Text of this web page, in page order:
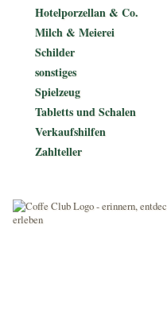
Hotelporzellan & Co.
Milch & Meierei
Schilder
sonstiges
Spielzeug
Tabletts und Schalen
Verkaufshilfen
Zahlteller